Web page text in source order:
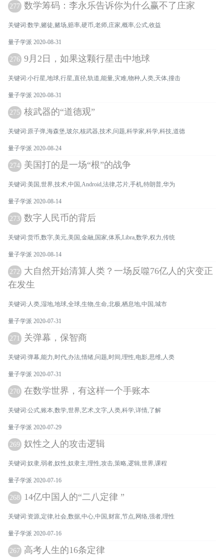
277 数学筹码：李永乐告诉你为什么赢不了庄家
关键词:数学,赌徒,赌场,赔率,硬币,老师,庄家,概率,公式,收益
量子学派 2020-08-31
276 9月2日，如果这颗行星击中地球
关键词:小行星,地球,行星,直径,轨道,能量,灾难,物种,人类,天体,撞击
量子学派 2020-08-31
275 核武器的“道德观”
关键词:原子弹,海森堡,玻尔,核武器,技术,问题,科学家,科学,科技,道德
量子学派 2020-08-24
274 美国打的是一场“根”的战争
关键词:美国,世界,技术,中国,Android,法律,芯片,手机,特朗普,华为
量子学派 2020-08-14
273 数字人民币的背后
关键词:货币,数字,美元,美国,金融,国家,体系,Libra,数学,权力,传统
量子学派 2020-08-14
272
大自然开始清算人类？一场反噬76亿人的灾变正
在发生
关键词:人类,湿地,地球,全球,生物,生命,北极,栖息地,中国,城市
量子学派 2020-07-31
271 关弹幕，保智商
关键词:弹幕,能力,时代,办法,情绪,问题,时间,理性,电影,思维,人类
量子学派 2020-07-31
270 在数学世界，有这样一个手账本
关键词:公式,账本,数学,世界,艺术,文字,人类,科学,详情,了解
量子学派 2020-07-29
269 奴性之人的攻击逻辑
关键词:奴隶,弱者,奴性,奴隶主,理性,攻击,策略,逻辑,世界,课程
量子学派 2020-07-16
268 14亿中国人的“二八定律 ”
关键词:资源,定律,社会,数据,中心,中国,财富,节点,网络,强者,理性
量子学派 2020-07-16
267 高考人生的16条定律